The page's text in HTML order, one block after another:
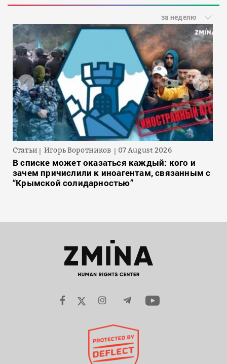
за неделю
Статьи Игорь Воротников 07 August 2026
В списке может оказаться каждый: кого и
зачем причислили к иноагентам, связанным с
“Крымской солидарностью”